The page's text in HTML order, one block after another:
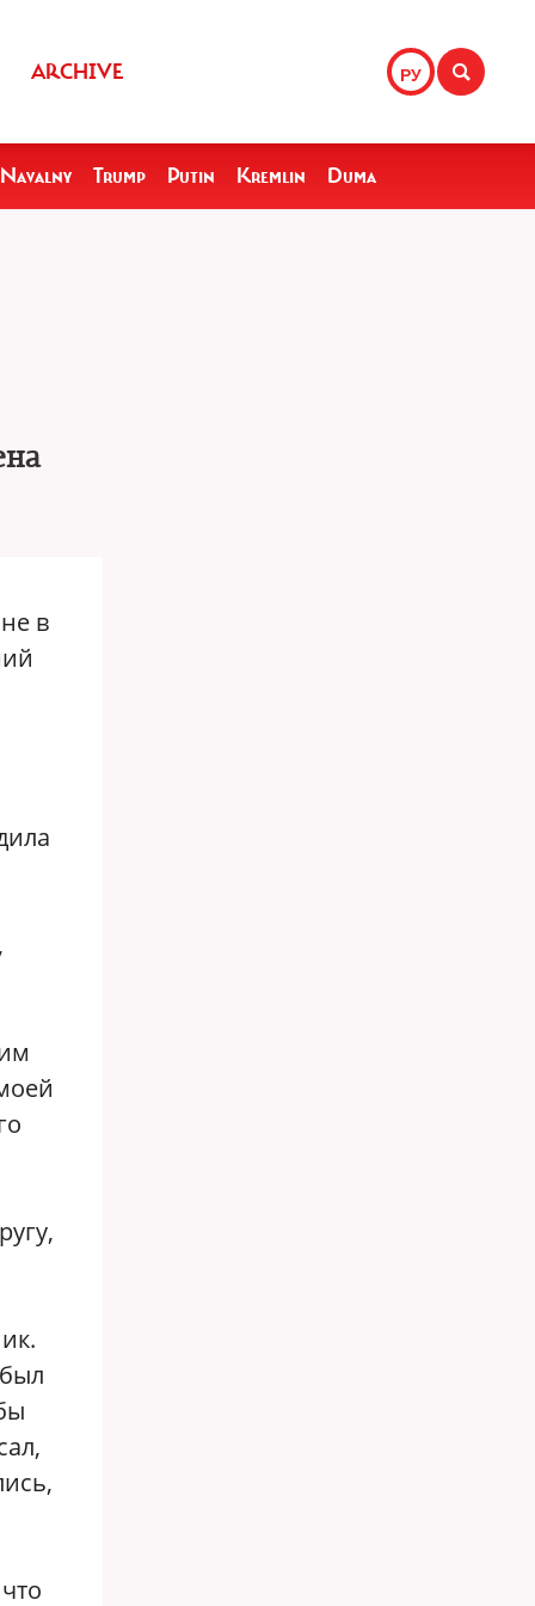
РУ
ARCHIVE
Navalny Trump Putin Kremlin Duma
в